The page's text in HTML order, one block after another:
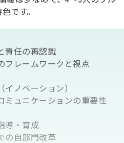
です。
責任の再認識
フレームワークと視点
イノベーション）
ミュニケーションの重要性
導・育成
の自部門改革